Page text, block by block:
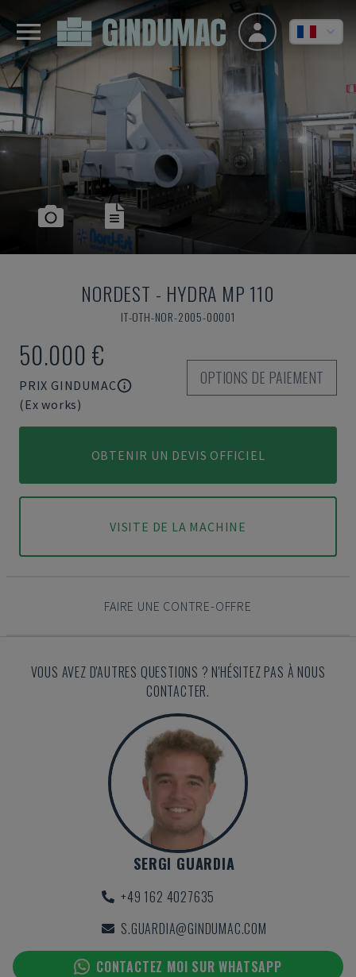
NORDEST - HYDRA MP 110
IT-OTH-NOR-2005-00001
50.000 €
PRIX GINDUMAC
(Ex works)
OPTIONS DE PAIEMENT
OBTENIR UN DEVIS OFFICIEL
VISITE DE LA MACHINE
FAIRE UNE CONTRE-OFFRE
VOUS AVEZ D'AUTRES QUESTIONS ? N'HÉSITEZ PAS À NOUS
CONTACTER.
SERGI GUARDIA
+49 162 4027635
S.GUARDIA@GINDUMAC.COM
CONTACTEZ MOI SUR WHATSAPP